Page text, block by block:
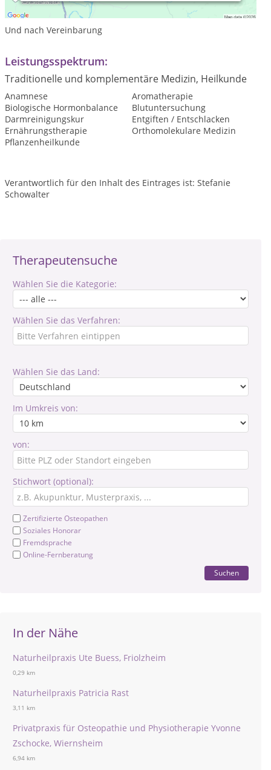
Therapeutensuche
Wählen Sie die Kategorie:
Wählen Sie das Verfahren:
Wählen Sie das Land:
Im Umkreis von:
von:
Stichwort (optional):
Zertifizierte Osteopathen
Soziales Honorar
Fremdsprache
Online-Fernberatung
Suchen
In der Nähe
Naturheilpraxis Ute Buess, Friolzheim
0,29 km
Naturheilpraxis Patricia Rast
3,11 km
Privatpraxis für Osteopathie und Physiotherapie Yvonne
Zschocke, Wiernsheim
6,94 km
Freitag, 08:00 bis 20:00 Uhr
Und nach Vereinbarung
Leistungsspektrum:
Traditionelle und komplementäre Medizin, Heilkunde
Anamnese
Aromatherapie
Biologische Hormonbalance
Blutuntersuchung
Darmreinigungskur
Entgiften / Entschlacken
Ernährungstherapie
Orthomolekulare Medizin
Pflanzenheilkunde
Verantwortlich für den Inhalt des Eintrages ist: Stefanie
Schowalter